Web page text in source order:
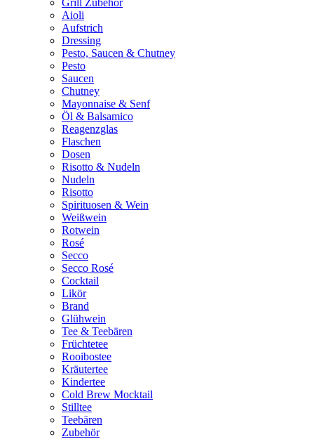
Aioli
Aufstrich
Dressing
Pesto, Saucen & Chutney
Pesto
Saucen
Chutney
Mayonnaise & Senf
Öl & Balsamico
Reagenzglas
Flaschen
Dosen
Risotto & Nudeln
Nudeln
Risotto
Spirituosen & Wein
Weißwein
Rotwein
Rosé
Secco
Secco Rosé
Cocktail
Likör
Brand
Glühwein
Tee & Teebären
Früchtetee
Rooibostee
Kräutertee
Kindertee
Cold Brew Mocktail
Stilltee
Teebären
Zubehör